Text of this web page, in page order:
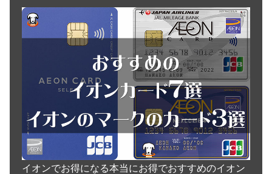
イオンでお得になる本当にお得でおすすめのイオン